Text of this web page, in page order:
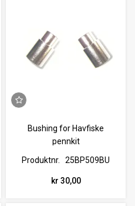
Bushing for Havfiske
pennkit
Produktnr.
25BP509BU
kr 30,00